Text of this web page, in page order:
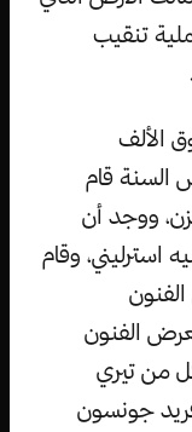
تنقيب
يفوق الألف
السنة قام
ووجد أن
مليون جنيه استرليني، وقام
الفنون
من تيري
جونسون